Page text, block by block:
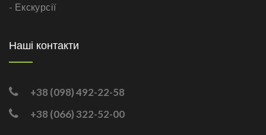
- Екскурсії
Наші контакти
+38 (098) 492-22-58
+38 (066) 322-52-00